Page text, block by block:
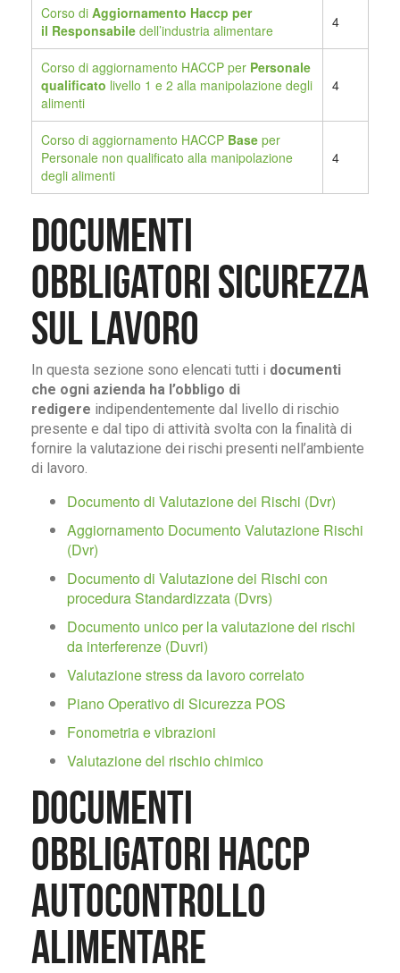
Corso di Aggiornamento Haccp per
il Responsabile dell’industria alimentare 4
Corso di aggiornamento HACCP per Personale
qualificato livello 1 e 2 alla manipolazione degli
alimenti
4
Corso di aggiornamento HACCP Base per
Personale non qualificato alla manipolazione
degli alimenti
4
Documenti
obbligatori Sicurezza
sul Lavoro
In questa sezione sono elencati tutti i documenti
che ogni azienda ha l’obbligo di
redigere indipendentemente dal livello di rischio
presente e dal tipo di attività svolta con la finalità di
fornire la valutazione dei rischi presenti nell’ambiente
di lavoro.
Documento di Valutazione dei Rischi (Dvr)
Aggiornamento Documento Valutazione Rischi
(Dvr)
Documento di Valutazione dei Rischi con
procedura Standardizzata (Dvrs)
Documento unico per la valutazione dei rischi
da interferenze (Duvri)
Valutazione stress da lavoro correlato
Piano Operativo di Sicurezza POS
Fonometria e vibrazioni
Valutazione del rischio chimico
Documenti
obbligatori Haccp
Autocontrollo
Alimentare